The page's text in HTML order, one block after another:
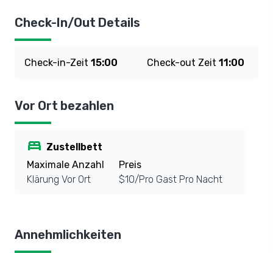
Check-In/Out Details
Check-in-Zeit 15:00 Check-out Zeit 11:00
Vor Ort bezahlen
bed Zustellbett
Maximale Anzahl
Klärung Vor Ort
Preis
$10/Pro Gast Pro Nacht
Annehmlichkeiten